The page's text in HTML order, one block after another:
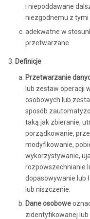
i niepoddawane
niezgodnemu z tymi
adekwatne w
przetwarzane.
Definicje
Przetwarzanie
lub zestaw operacji
osobowych lub
sposób
taką jak zbieranie,
porządkowanie,
modyfikowanie,
wykorzystywanie,
rozpowszechnianie
dopasowywanie lub
lub niszczenie.
Dane osobowe
zidentyfikowanej